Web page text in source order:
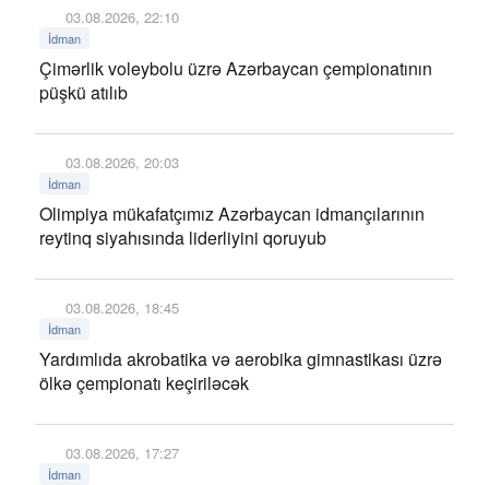
03.08.2026, 22:10
İdman
Çimərlik voleybolu üzrə Azərbaycan çempionatının
püşkü atılıb
03.08.2026, 20:03
İdman
Olimpiya mükafatçımız Azərbaycan idmançılarının
reytinq siyahısında liderliyini qoruyub
03.08.2026, 18:45
İdman
Yardımlıda akrobatika və aerobika gimnastikası üzrə
ölkə çempionatı keçiriləcək
03.08.2026, 17:27
İdman